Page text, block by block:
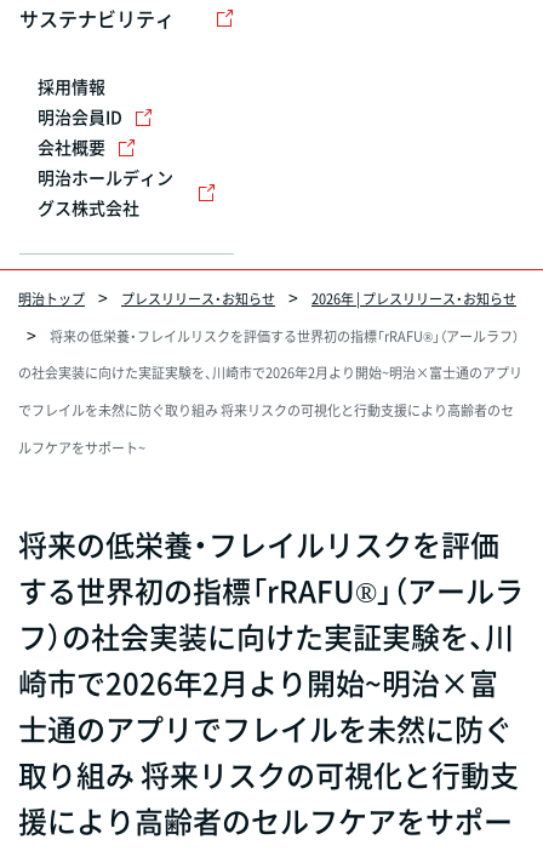
サステナビリティ
採用情報
明治会員ID
会社概要
明治ホールディン
グス株式会社
明治トップ プレスリリース・お知らせ
2026年 | プレスリリース・お知らせ
将来の低栄養・フレイルリスクを評価する世界初の指標「rRAFU®」（アールラフ）
の社会実装に向けた実証実験を、川崎市で2026年2月より開始~明治×富士通のアプリ
でフレイルを未然に防ぐ取り組み 将来リスクの可視化と行動支援により高齢者のセ
ルフケアをサポート~
将来の低栄養・フレイルリスクを評価
する世界初の指標「rRAFU®」（アールラ
フ）の社会実装に向けた実証実験を、川
崎市で2026年2月より開始~明治×富
士通のアプリでフレイルを未然に防ぐ
取り組み 将来リスクの可視化と行動支
援により高齢者のセルフケアをサポー